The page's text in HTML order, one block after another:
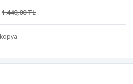
1.440,00 TL